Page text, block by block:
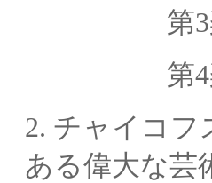
第3
第4
2. チャイコ
ある偉大な芸